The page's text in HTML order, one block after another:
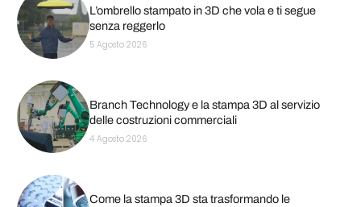
L’ombrello stampato in 3D che vola e ti segue
senza reggerlo
5 Agosto 2026
Branch Technology e la stampa 3D al servizio
delle costruzioni commerciali
4 Agosto 2026
Come la stampa 3D sta trasformando le